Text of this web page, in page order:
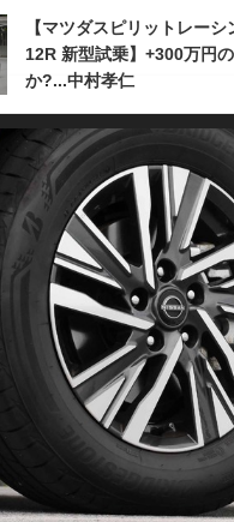
【マツダスピリットレー
12R 新型試乗】+300万円
か?...中村孝仁